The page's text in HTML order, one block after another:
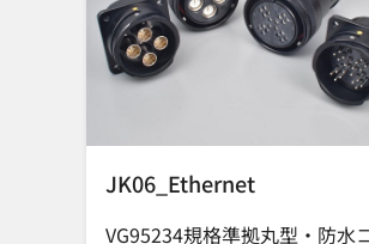
JK06_Ethernet
VG95234規格準拠丸型・防水